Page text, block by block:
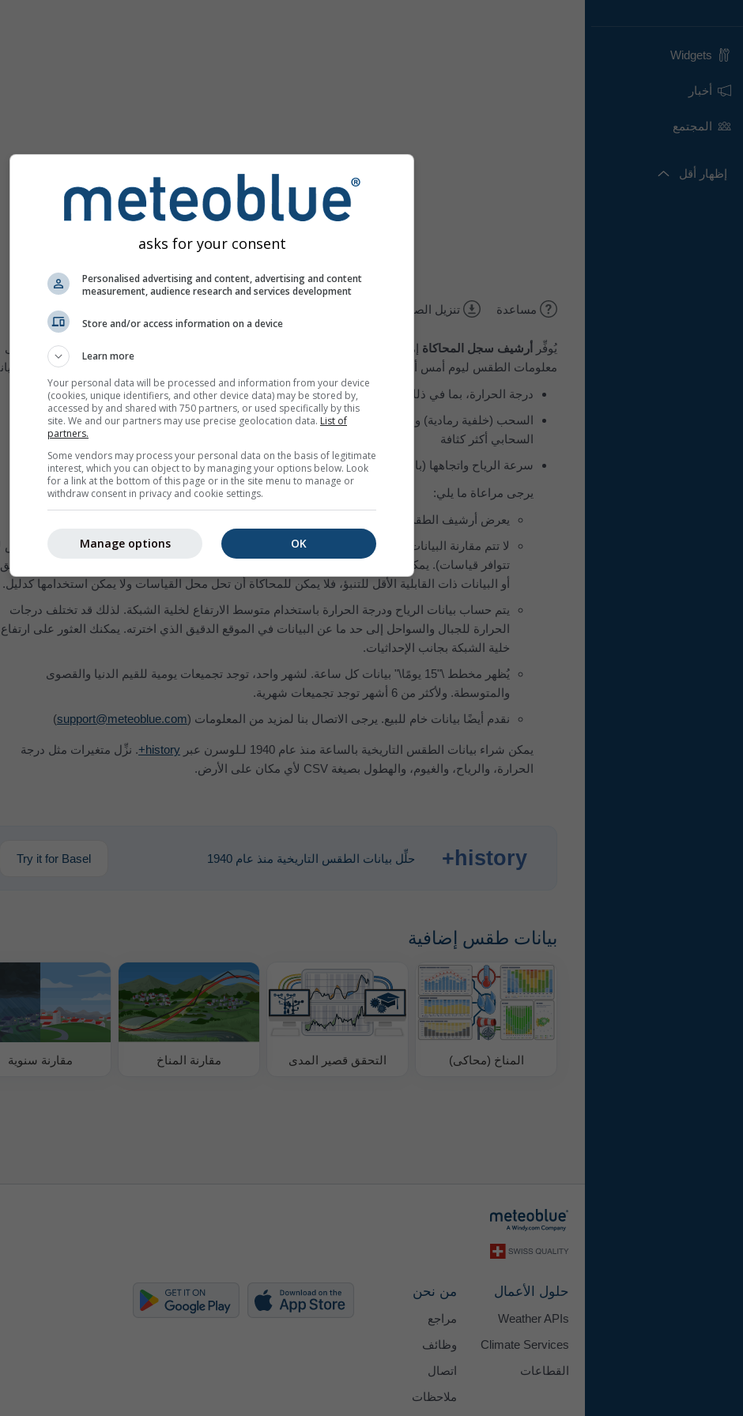
Widgets
أخبار
المجتمع
إظهار أقل
مساعدة تنزيل الصورة
يُوفِّر أرشيف سجل المحاكاة إمكانية الوصول إلى محاكاة الطقس السابقة لكل مكان في العالم. يمكنك الاطلاع على
معلومات الطقس ليوم أمس أو سجل الطقس للسنوات الماضية. تنقسم مخططات أرشيف الطقس إلى 3 رسوم بيانية:
درجة الحرارة، بما في ذلك الرطوبة النسبية بفواصل زمنية كل ساعة
السحب (خلفية رمادية) والسماء الصافية (خلفية زرقاء فاتحة). كلما كانت الخلفية الرمادية أغمق، كان الغطاء
السحابي أكثر كثافة
سرعة الرياح واتجاهها (بالدرجات
يرجى مراعاة ما يلي:
يعرض أرشيف الطقس بيانات محاكاة، وليس بيانات مقاسة، للمنطقة المحددة.
لا تتم مقارنة البيانات ببيانات مقاسة من محطة أرصاد جوية (لأنه في أكثر من 99% من الأماكن على
تتوافر قياسات). يمكن لبيانات المحاكاة ذات القابلية العالية للتنبؤ أن تحل محل القياسات. أما في المناطق
أو البيانات ذات القابلية الأقل للتنبؤ، فلا يمكن للمحاكاة أن تحل محل القياسات ولا يمكن استخدامها كدليل.
يتم حساب بيانات الرياح ودرجة الحرارة باستخدام متوسط الارتفاع لخلية الشبكة. لذلك قد تختلف درجات
الحرارة للجبال والسواحل إلى حد ما عن البيانات في الموقع الدقيق الذي اخترته. يمكنك العثور على ارتفاع
خلية الشبكة بجانب الإحداثيات.
يُظهر مخطط \"15 يومًا\" بيانات كل ساعة. لشهر واحد، توجد تجميعات يومية للقيم الدنيا والقصوى
والمتوسطة. ولأكثر من 6 أشهر توجد تجميعات شهرية.
نقدم أيضًا بيانات خام للبيع. يرجى الاتصال بنا لمزيد من المعلومات (support@meteoblue.com
)
يمكن شراء بيانات الطقس التاريخية بالساعة منذ عام 1940 لـ‎لوسرن عبر history+
. نزِّل متغيرات مثل درجة
الحرارة، والرياح، والغيوم، والهطول بصيغة CSV لأي مكان على الأرض.
history+ حلِّل بيانات الطقس التاريخية منذ عام 1940 Try it for Basel
بيانات طقس إضافية
المناخ (محاكى) التحقق قصير المدى مقارنة المناخ مقارنة سنوية
حلول الأعمال
Weather APIs
Climate Services
القطاعات
من نحن
مراجع
وظائف
اتصال
ملاحظات
asks for your consent
Personalised advertising and content, advertising and content
measurement, audience research and services development
Store and/or access information on a device
Learn more
Your personal data will be processed and information from your device
(cookies, unique identifiers, and other device data) may be stored by,
accessed by and shared with 750 partners, or used specifically by this
site. We and our partners may use precise geolocation data. List of
partners.
Some vendors may process your personal data on the basis of legitimate
interest, which you can object to by managing your options below. Look
for a link at the bottom of this page or in the site menu to manage or
withdraw consent in privacy and cookie settings.
OK
Manage options